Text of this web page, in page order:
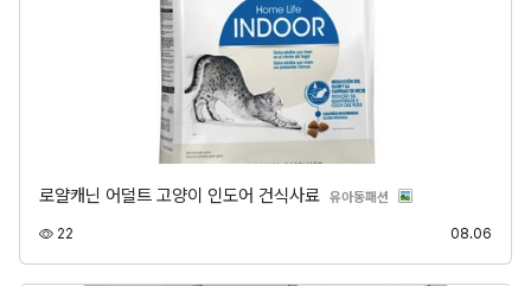
로얄캐닌 어덜트 고양이 인도어 건식사료 유아동패션 분류
22 08.06